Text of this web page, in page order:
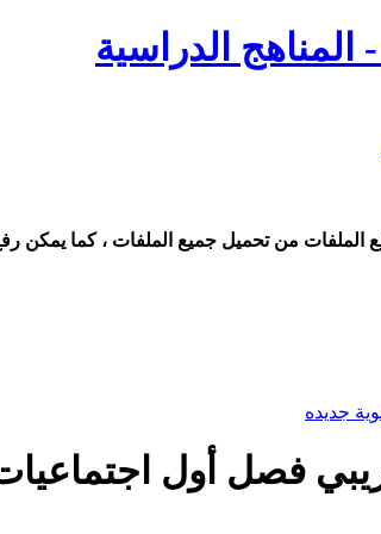
المناهج الدراسية
من تحميل جميع الملفات ، كما يمكن
جديده
فصل أول